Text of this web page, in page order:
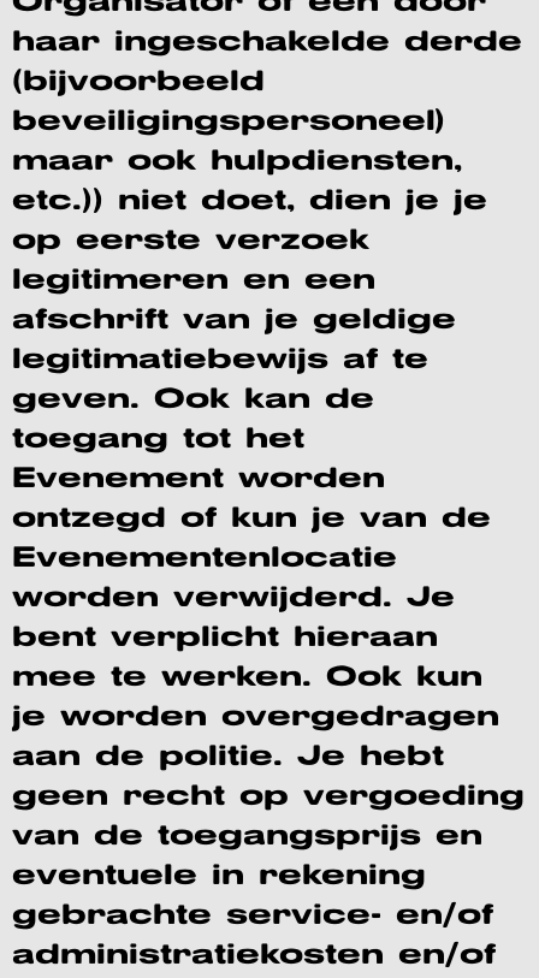
haar ingeschakelde derde
(bijvoorbeeld
beveiligingspersoneel)
maar ook hulpdiensten,
etc.)) niet doet, dien je je
op eerste verzoek
legitimeren en een
afschrift van je geldige
legitimatiebewijs af te
geven. Ook kan de
toegang tot het
Evenement worden
ontzegd of kun je van de
Evenementenlocatie
worden verwijderd. Je
bent verplicht hieraan
mee te werken. Ook kun
je worden overgedragen
aan de politie. Je hebt
geen recht op vergoeding
van de toegangsprijs en
eventuele in rekening
gebrachte service- en/of
administratiekosten en/of